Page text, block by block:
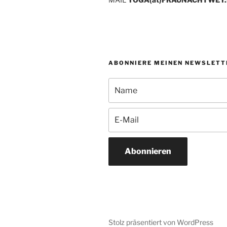
ABONNIERE MEINEN
Abonnieren
Stolz präsentiert von WordPress